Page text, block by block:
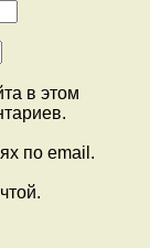
в этом
по email.